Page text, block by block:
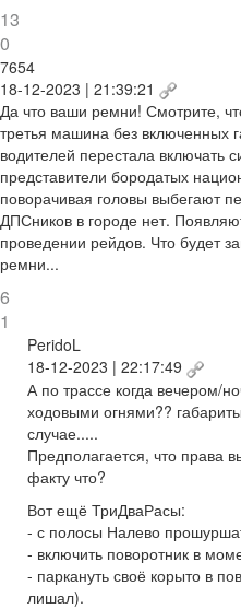
13
0
7654
18-12-2023 | 21:39:21
Да что ваши ремни! Смотрите,
третья машина без включенных
водителей перестала включать
представители бородатых
поворачивая головы выбегают
ДПСников в городе нет.
проведении рейдов. Что будет
ремни...
6
1
PeridoL
18-12-2023 | 22:17:49
А по трассе когда вечером/
ходовыми огнями??
случае.....
Предполагается, что права
факту что?
Вот ещё ТриДваРасы:
- с полосы Налево
- включить поворотник в
- паркануть своё корыто в
лишал).